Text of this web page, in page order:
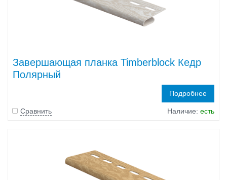
Завершающая планка Timberblock Кедр
Полярный
Подробнее
Сравнить Наличие: есть